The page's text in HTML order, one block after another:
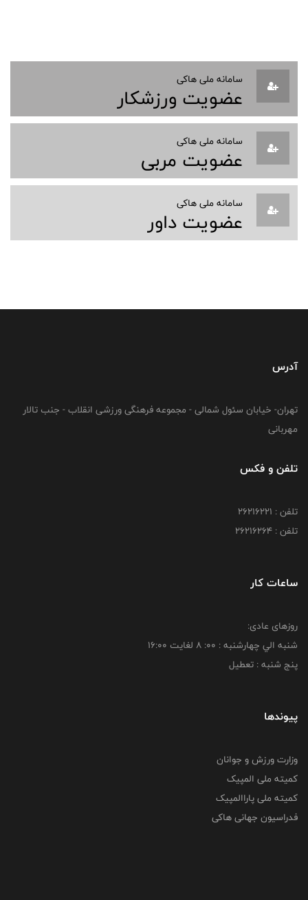
سامانه ملی هاکی
عضویت ورزشکار
سامانه ملی هاکی
عضویت مربی
سامانه ملی هاکی
عضویت داور
آدرس
تهران- خیابان سئول شمالی - مجموعه فرهنگی ورزشی انقلاب - جنب تالار
مهربانی
تلفن و فکس
تلفن : 26216221
تلفن : 26216264
ساعات کار
روزهای عادی:
شنبه الي چهارشنبه : 00: 8 لغايت 16:00
پنج شنبه : تعطیل
پیوندها
وزارت ورزش و جوانان
کمیته ملی المپیک
کمیته ملی پاراالمپیک
فدراسیون جهانی هاکی